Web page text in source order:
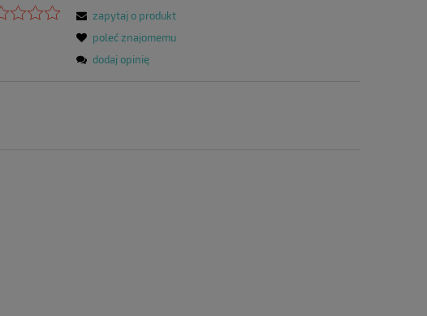
zapytaj o produkt
poleć znajomemu
dodaj opinię